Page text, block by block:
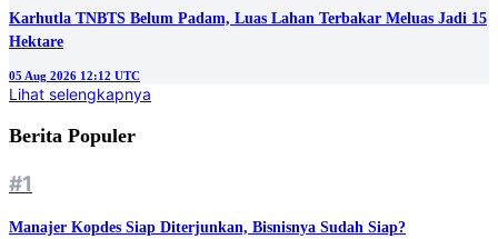
Karhutla TNBTS Belum Padam, Luas Lahan Terbakar Meluas Jadi 15
Hektare
05 Aug 2026 12:12 UTC
Lihat selengkapnya
Berita Populer
#1
Manajer Kopdes Siap Diterjunkan, Bisnisnya Sudah Siap?